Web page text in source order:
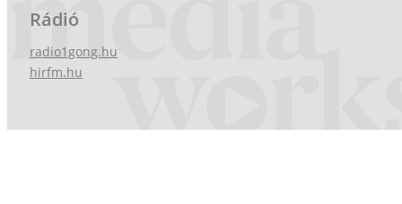
Rádió
radio1gong.hu
hirfm.hu